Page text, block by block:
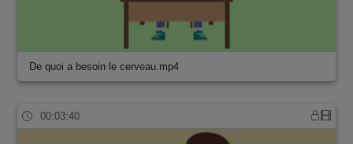
De quoi a besoin le cerveau.mp4
00:03:40